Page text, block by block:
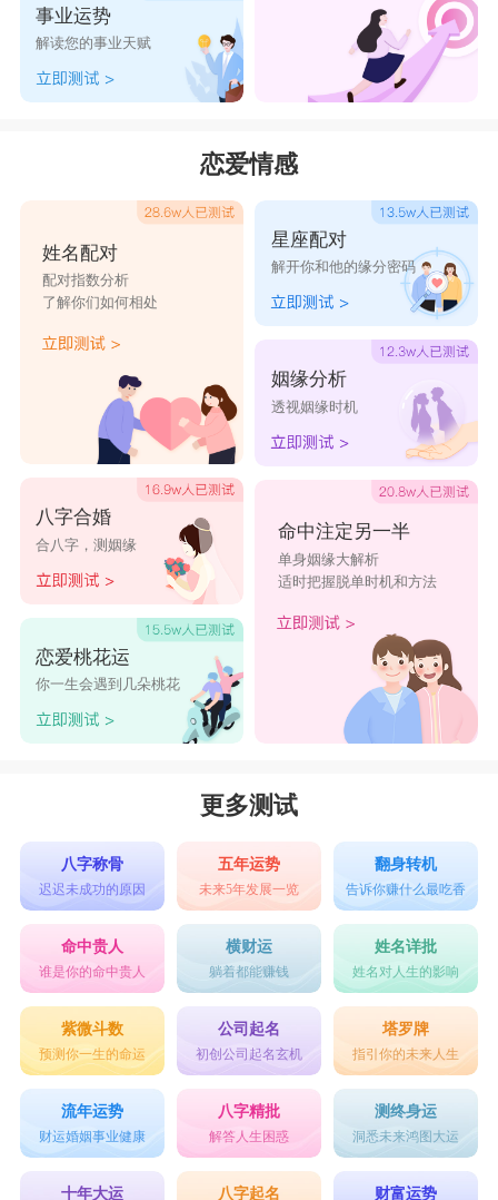
事业运势
解读您的事业天赋
恋爱情感
姓名配对
配对指数分析
了解你们如何相处
八字合婚
合八字，测姻缘
恋爱桃花运
你一生会遇到几朵桃花
星座配对
解开你和他的缘分密码
姻缘分析
透视姻缘时机
命中注定另一半
单身姻缘大解析
适时把握脱单时机和方法
更多测试
八字称骨
迟迟未成功的原因
五年运势
未来5年发展一览
翻身转机
告诉你赚什么最吃香
命中贵人
谁是你的命中贵人
横财运
躺着都能赚钱
姓名详批
姓名对人生的影响
紫微斗数
预测你一生的命运
公司起名
初创公司起名玄机
塔罗牌
指引你的未来人生
流年运势
财运婚姻事业健康
八字精批
解答人生困惑
测终身运
洞悉未来鸿图大运
十年大运 八字起名 财富运势